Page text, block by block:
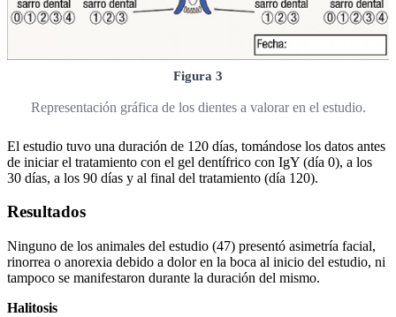
Figura 3
Representación gráfica de los dientes a valorar en el estudio.
El estudio tuvo una duración de 120 días, tomándose los datos antes
de iniciar el tratamiento con el gel dentífrico con IgY (día 0), a los
30 días, a los 90 días y al final del tratamiento (día 120).
Resultados
Ninguno de los animales del estudio (47) presentó asimetría facial,
rinorrea o anorexia debido a dolor en la boca al inicio del estudio, ni
tampoco se manifestaron durante la duración del mismo.
Halitosis